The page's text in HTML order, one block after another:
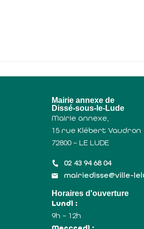
Mairie annexe de
Dissé-sous-le-Lude
Mairie annexe,
15 rue Klébert Vaudron
72800 – LE LUDE
02 43 94 68 04
mairiedisse@ville-
Horaires d'ouverture
Lundi :
9h – 12h